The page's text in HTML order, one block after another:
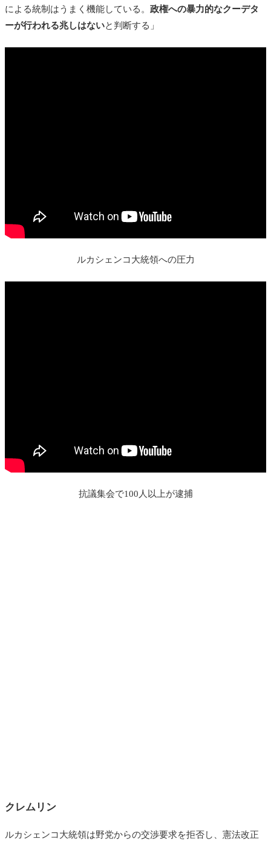
による統制はうまく機能している。 政権への暴力的なクーデタ
ーが行われる兆しはないと判断する」
ルカシェンコ大統領への圧力
抗議集会で100人以上が逮捕
クレムリン
ルカシェンコ大統領は野党からの交渉要求を拒否し、憲法改正